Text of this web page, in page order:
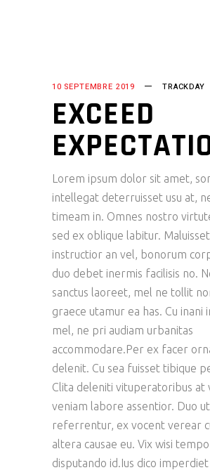
10 SEPTEMBRE 2019 TRACKDAY
EXCEED
Lorem ipsum dolor sit amet,
intellegat deterruisset usu at,
timeam in. Omnes nostro
sed ex oblique labitur. Maluisset
instructior an vel, bonorum
duo debet inermis facilisis no.
sanctus laoreet, mel ne tollit
graece utamur ea has. Cu inani
mel, ne pri audiam urbanitas
accommodare.Per ex facer
delenit. Cu sea fuisset tibique
Clita deleniti vituperatoribus at
veniam labore assentior. Duo
referrentur, ex vocent verear
altera causae eu. Vix wisi
disputando id.Ius dico